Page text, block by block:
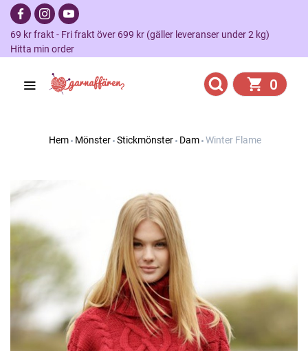
69 kr frakt - Fri frakt över 699 kr (gäller leveranser under 2 kg)
Hitta min order
0
Hem Mönster Stickmönster Dam Winter Flame